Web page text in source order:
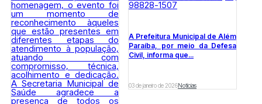
A Prefeitura Municipal de Além
Paraíba, por meio da Defesa
Civil, informa que...
03 de janeiro de 2026Notícias